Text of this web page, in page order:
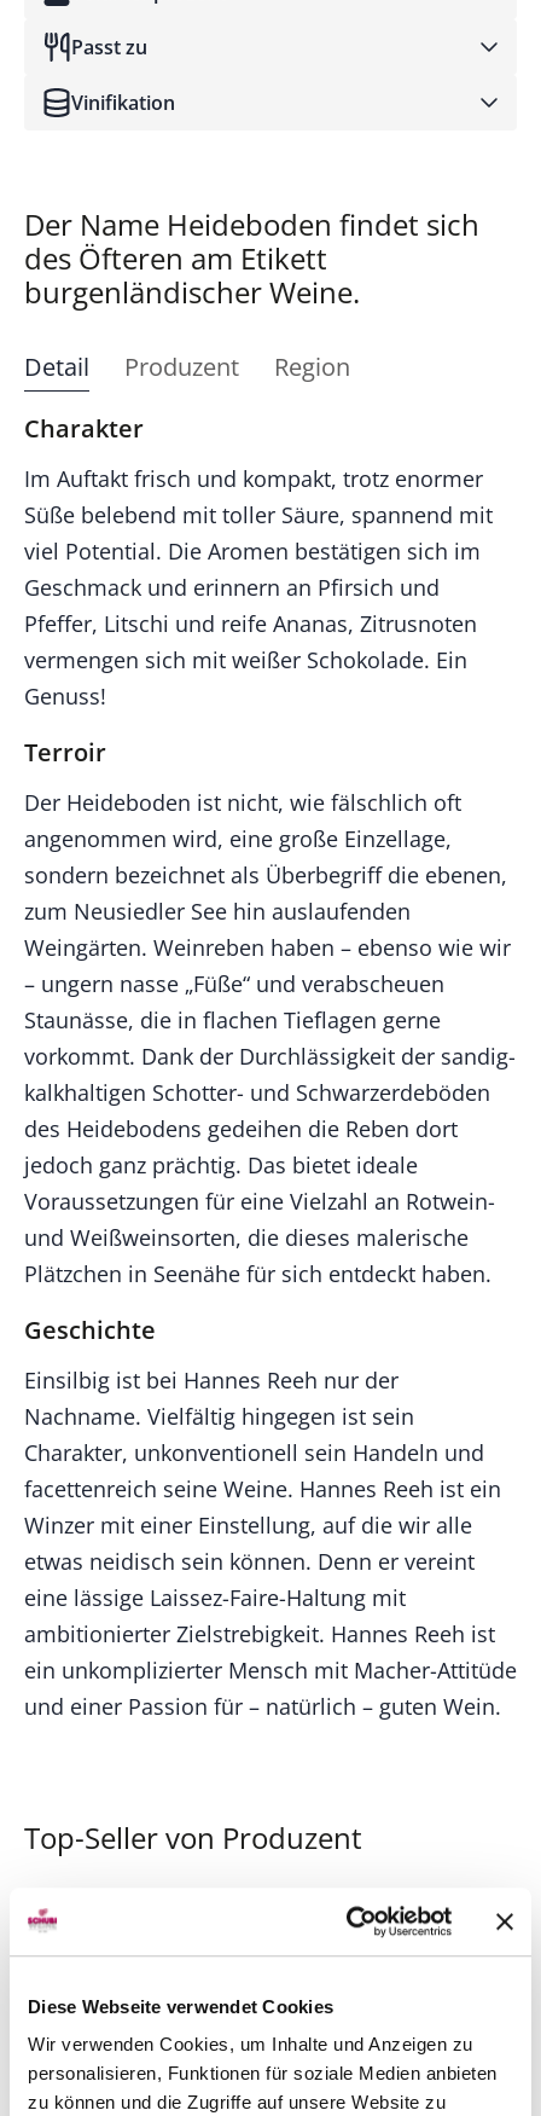
Diese Webseite verwendet Cookies
Wir verwenden Cookies, um Inhalte und Anzeigen zu
personalisieren, Funktionen für soziale Medien anbieten
zu können und die Zugriffe auf unsere Website zu
Passt zu
Vinifikation
Der Name Heideboden findet sich
des Öfteren am Etikett
burgenländischer Weine.
Detail Produzent
Region
Charakter
Im Auftakt frisch und kompakt, trotz enormer
Süße belebend mit toller Säure, spannend mit
viel Potential. Die Aromen bestätigen sich im
Geschmack und erinnern an Pfirsich und
Pfeffer, Litschi und reife Ananas, Zitrusnoten
vermengen sich mit weißer Schokolade. Ein
Genuss!
Terroir
Der Heideboden ist nicht, wie fälschlich oft
angenommen wird, eine große Einzellage,
sondern bezeichnet als Überbegriff die ebenen,
zum Neusiedler See hin auslaufenden
Weingärten. Weinreben haben – ebenso wie wir
– ungern nasse „Füße“ und verabscheuen
Staunässe, die in flachen Tieflagen gerne
vorkommt. Dank der Durchlässigkeit der sandig-
kalkhaltigen Schotter- und Schwarzerdeböden
des Heidebodens gedeihen die Reben dort
jedoch ganz prächtig. Das bietet ideale
Voraussetzungen für eine Vielzahl an Rotwein-
und Weißweinsorten, die dieses malerische
Plätzchen in Seenähe für sich entdeckt haben.
Geschichte
Einsilbig ist bei Hannes Reeh nur der
Nachname. Vielfältig hingegen ist sein
Charakter, unkonventionell sein Handeln und
facettenreich seine Weine. Hannes Reeh ist ein
Winzer mit einer Einstellung, auf die wir alle
etwas neidisch sein können. Denn er vereint
eine lässige Laissez-Faire-Haltung mit
ambitionierter Zielstrebigkeit. Hannes Reeh ist
ein unkomplizierter Mensch mit Macher-Attitüde
und einer Passion für – natürlich – guten Wein.
Top-Seller von Produzent
11% Rabatt
93